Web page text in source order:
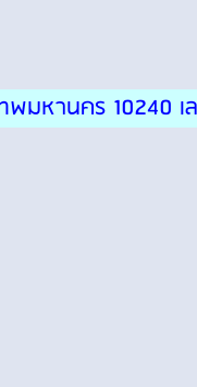
หานคร 10240 เ